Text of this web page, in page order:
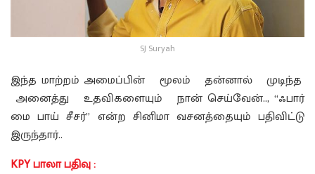
SJ Suryah
இந்த மாற்றம் அமைப்பின் மூலம் தன்னால் முடிந்த
அனைத்து உதவிகளையும் நான் செய்வேன்.., “ஃபார்
மை பாய் சீசர்” என்ற சினிமா வசனத்தையும் பதிவிட்டு
இருந்தார்..
KPY பாலா பதிவு :